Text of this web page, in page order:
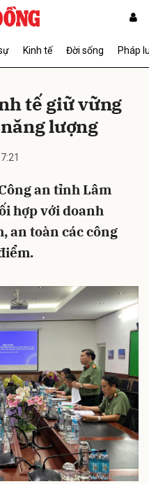
Kinh tế Đời sống Pháp
tế giữ vững
lượng
an tỉnh Lâm
hợp với doanh
an toàn các công
Hủy